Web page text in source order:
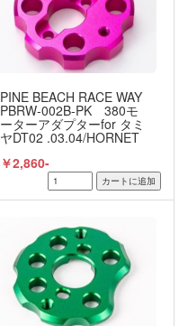
PINE BEACH RACE WAY
PBRW-002B-PK 380モ
ーターアダプターfor タミ
ヤDT02 .03.04/HORNET
EVO/RC10 VINTAGE
SERIES ピンク
￥2,860-